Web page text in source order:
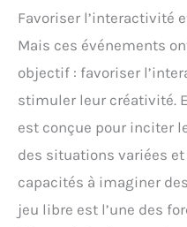
Favoriser l’interactivité
Mais ces événements
objectif : favoriser
stimuler leur créativité.
est conçue pour inciter
des situations variées
capacités à imaginer
jeu libre est l’une des